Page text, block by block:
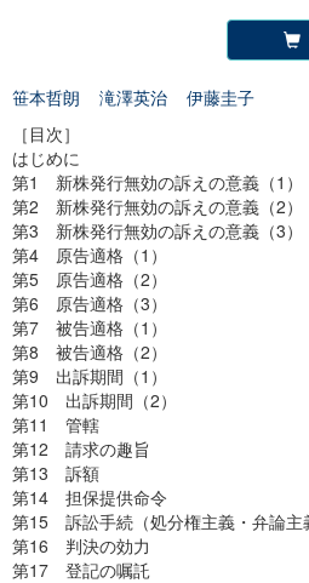
笹本哲朗 滝澤英治
伊藤圭子
［目次］
はじめに
第1 新株発行無効の訴えの意義（1）
第2 新株発行無効の訴えの意義（2）
第3 新株発行無効の訴えの意義（3）
第4 原告適格（1）
第5 原告適格（2）
第6 原告適格（3）
第7 被告適格（1）
第8 被告適格（2）
第9 出訴期間（1）
第10 出訴期間（2）
第11 管轄
第12 請求の趣旨
第13 訴額
第14 担保提供命令
第15 訴訟手続（処分権主義・弁論主
第16 判決の効力
第17 登記の嘱託